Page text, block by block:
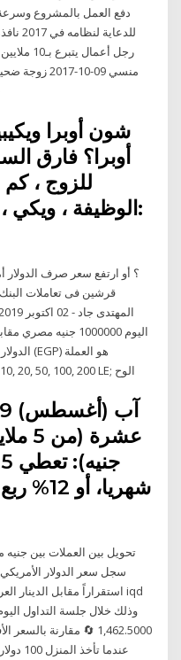
رجل
منسي 09-10-
شون أوبرا
أوبرا؟ فارق
للزوج ،
الوظيفة ، ويكي
قرشين فى تعاملات
المستعملة في مصر. 10, 25, 50 Pt, 1, 5, 10, 20, 50, 100, 200 LE; الوح
شهريا،
تحويل بين العملات بين
عندما